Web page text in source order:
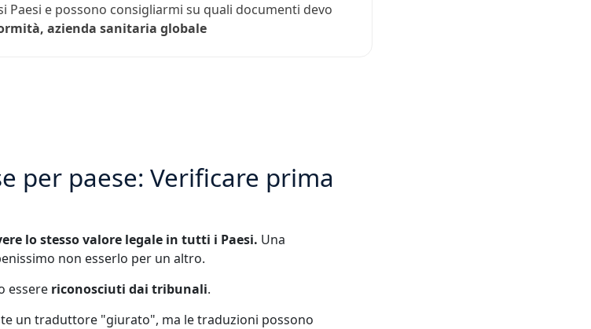
e possono consigliarmi su quali documenti devo
azienda sanitaria globale
per paese: Verificare prima
lo stesso valore legale in tutti i Paesi. Una
non esserlo per un altro.
essere riconosciuti dai tribunali.
un traduttore "giurato", ma le traduzioni possono